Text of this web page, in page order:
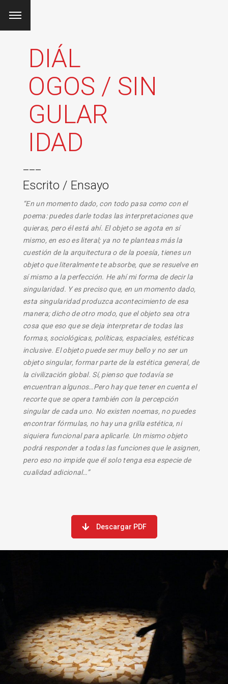
QUÉ ESTÁS BUSCANDO?
DIÁL
OGOS / SIN
GULAR
IDAD
Escrito / Ensayo
“En un momento dado, con todo pasa como con el
poema: puedes darle todas las interpretaciones que
quieras, pero él está ahí. El objeto se agota en sí
mismo, en eso es literal; ya no te planteas más la
cuestión de la arquitectura o de la poesía, tienes un
objeto que literalmente te absorbe, que se resuelve en
sí mismo a la perfección. He ahí mi forma de decir la
singularidad. Y es preciso que, en un momento dado,
esta singularidad produzca acontecimiento de esa
manera; dicho de otro modo, que el objeto sea otra
cosa que eso que se deja interpretar de todas las
formas, sociológicas, políticas, espaciales, estéticas
inclusive. El objeto puede ser muy bello y no ser un
objeto singular, formar parte de la estética general, de
la civilización global. Sí, pienso que todavía se
encuentran algunos…Pero hay que tener en cuenta el
recorte que se opera también con la percepción
singular de cada uno. No existen noemas, no puedes
encontrar fórmulas, no hay una grilla estética, ni
siquiera funcional para aplicarle. Un mismo objeto
podrá responder a todas las funciones que le asignen,
pero eso no impide que él solo tenga esa especie de
cualidad adicional…”
Descargar PDF